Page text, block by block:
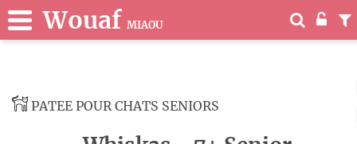
Wouaf MIAOU
PATEE POUR CHATS SENIORS